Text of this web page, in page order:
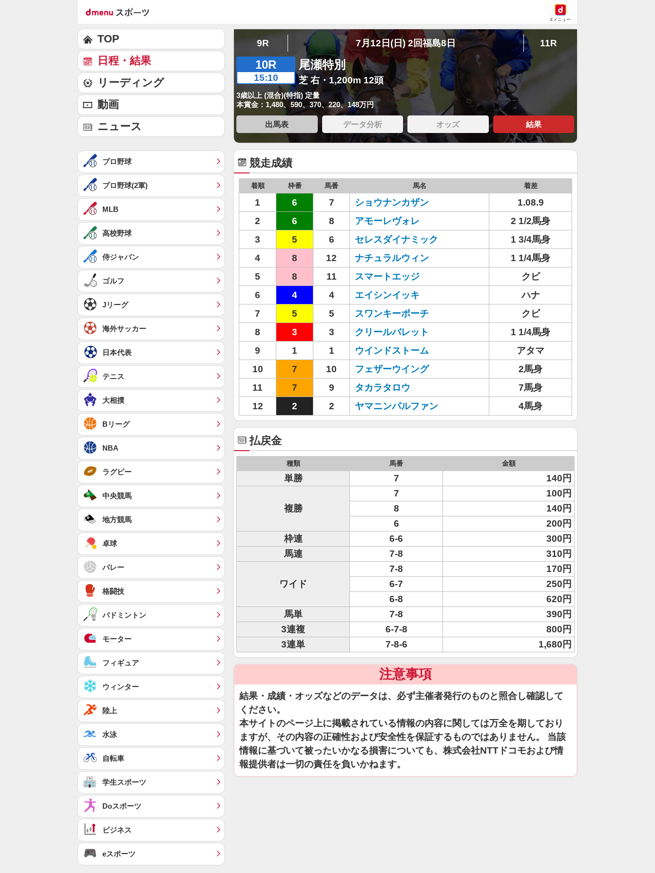
dメニュー
9R 7月12日(日) 2回福島8日 11R
10R
15:10
尾瀬特別
芝 右・1,200m 12頭
3歳以上 (混合)(特指) 定量
本賞金：1,480、590、370、220、148万円
出馬表 データ分析 オッズ 結果
競走成績
着順 枠番 馬番 馬名 着差
1 6 7 ショウナンカザン
1.08.9
2
6 8 アモーレヴォレ
2 1/2馬身
3
5 6 セレスダイナミック
1 3/4馬身
4
8 12 ナチュラルウィン
1 1/4馬身
5
8 11 スマートエッジ
クビ
6
4 4 エイシンイッキ
ハナ
7
5 5 スワンキーポーチ
クビ
8
3 3 クリールバレット
1 1/4馬身
9
1 1 ウインドストーム
アタマ
10
7 10 フェザーウイング
2馬身
11
7 9 タカラタロウ
7馬身
12
2 2 ヤマニンパルファン 4馬身
払戻金
種類 馬番 金額
単勝 7 140円
複勝
7
100円
8
140円
6
200円
枠連
6-6
300円
馬連
7-8 310円
ワイド
7-8
170円
6-7
250円
6-8
620円
馬単
7-8
390円
3連複
6-7-8
800円
3連単
7-8-6 1,680円
注意事項
結果・成績・オッズなどのデータは、必ず主催者発行のものと照合し確認して
ください。
本サイトのページ上に掲載されている情報の内容に関しては万全を期しており
ますが、その内容の正確性および安全性を保証するものではありません。 当該
情報に基づいて被ったいかなる損害についても、株式会社NTTドコモおよび情
報提供者は一切の責任を負いかねます。
TOP
日程・結果
リーディング
動画
ニュース
プロ野球
プロ野球(2軍)
MLB
高校野球
侍ジャパン
ゴルフ
Jリーグ
海外サッカー
日本代表
テニス
大相撲
Bリーグ
NBA
ラグビー
中央競馬
地方競馬
卓球
バレー
格闘技
バドミントン
モーター
フィギュア
ウィンター
陸上
水泳
自転車
学生スポーツ
Doスポーツ
ビジネス
eスポーツ